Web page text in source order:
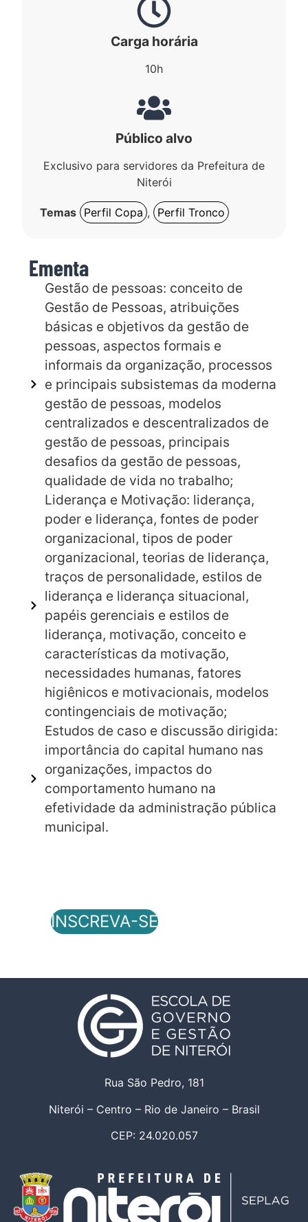
Carga horária
10h
Público alvo
Exclusivo para servidores da Prefeitura de
Niterói
Temas Perfil Copa , Perfil Tronco
Ementa
Gestão de pessoas: conceito de
Gestão de Pessoas, atribuições
básicas e objetivos da gestão de
pessoas, aspectos formais e
informais da organização, processos
e principais subsistemas da moderna
gestão de pessoas, modelos
centralizados e descentralizados de
gestão de pessoas, principais
desafios da gestão de pessoas,
qualidade de vida no trabalho;
Liderança e Motivação: liderança,
poder e liderança, fontes de poder
organizacional, tipos de poder
organizacional, teorias de liderança,
traços de personalidade, estilos de
liderança e liderança situacional,
papéis gerenciais e estilos de
liderança, motivação, conceito e
características da motivação,
necessidades humanas, fatores
higiênicos e motivacionais, modelos
contingenciais de motivação;
Estudos de caso e discussão dirigida:
importância do capital humano nas
organizações, impactos do
comportamento humano na
efetividade da administração pública
municipal.
INSCREVA-SE
Rua São Pedro, 181
Niterói – Centro – Rio de Janeiro – Brasil
CEP: 24.020.057